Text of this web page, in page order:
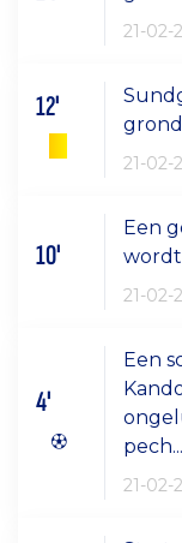
21-02-
12'
21-02-
10'
Een
21-02-
4'
Een
21-02-